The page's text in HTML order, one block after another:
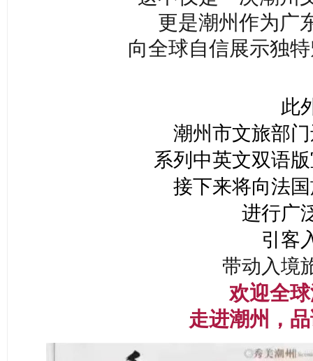
更是潮州作为广
向全球自信展示独
此
潮州市文旅部
系列中英文双语
接下来将向法
进行广
引客
带动入境
欢迎全
走进潮州，